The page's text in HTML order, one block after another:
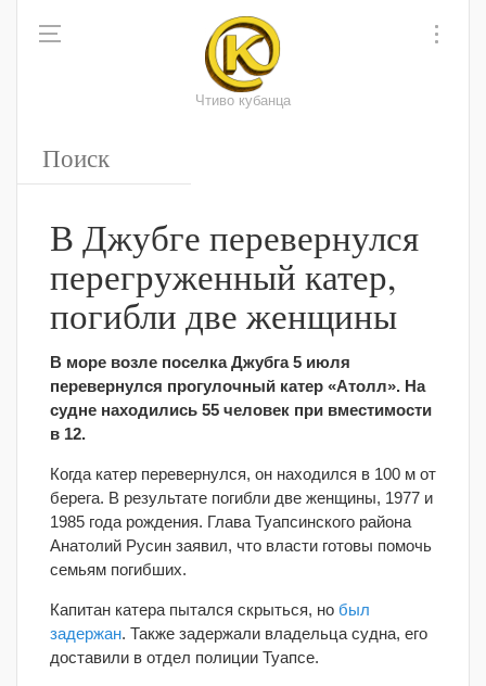
Чтиво кубанца
В Джубге перевернулся
перегруженный катер,
погибли две женщины
В море возле поселка Джубга 5 июля
перевернулся прогулочный катер «Атолл». На
судне находились 55 человек при вместимости
в 12.
Когда катер перевернулся, он находился в 100 м от
берега. В результате погибли две женщины, 1977 и
1985 года рождения. Глава Туапсинского района
Анатолий Русин заявил, что власти готовы помочь
семьям погибших.
Капитан катера пытался скрыться, но был
задержан. Также задержали владельца судна, его
доставили в отдел полиции Туапсе.